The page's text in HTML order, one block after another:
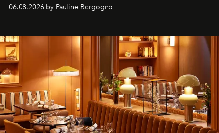
06.08.2026 by Pauline Borgogno